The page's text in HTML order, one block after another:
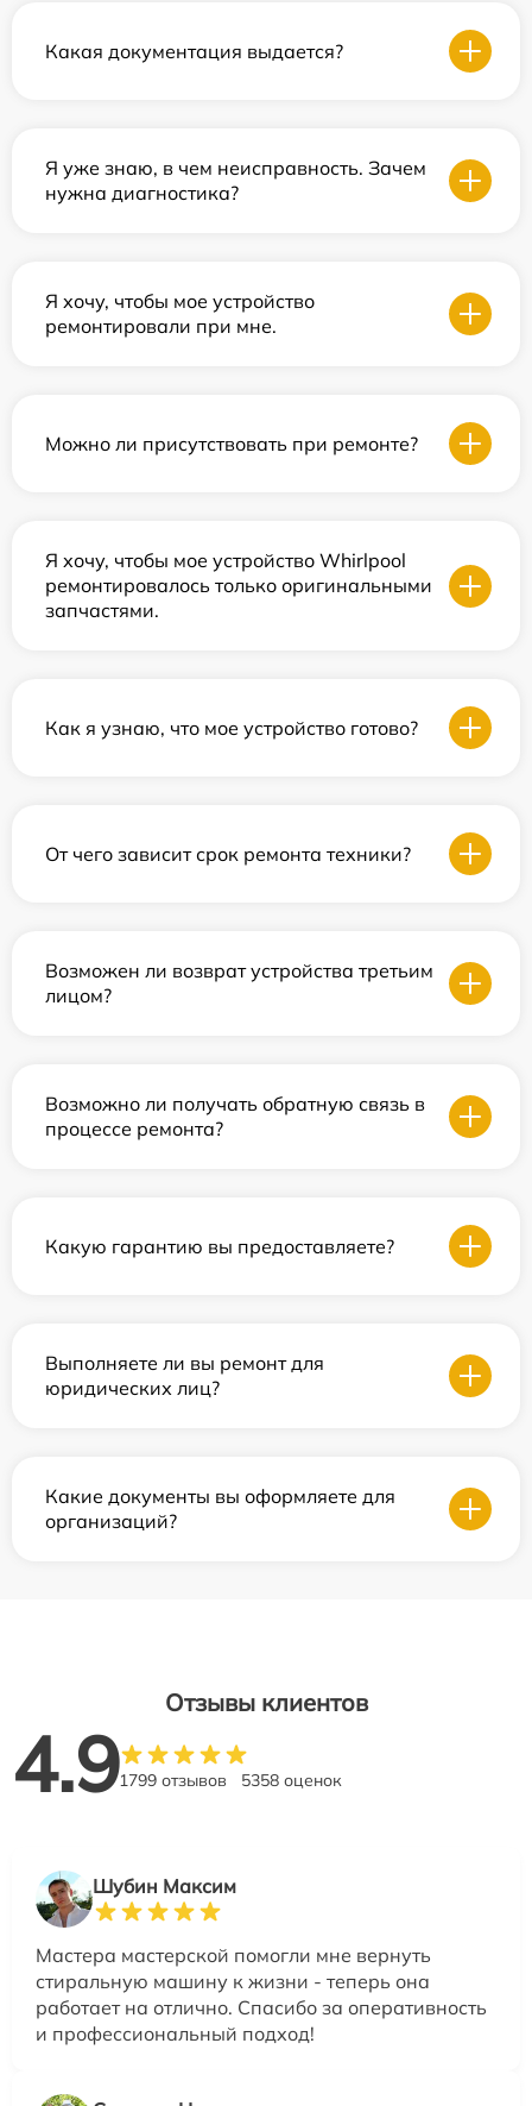
Какая документация выдается?
Я уже знаю, в чем неисправность. Зачем
нужна диагностика?
Я хочу, чтобы мое устройство
ремонтировали при мне.
Можно ли присутствовать при ремонте?
Я хочу, чтобы мое устройство Whirlpool
ремонтировалось только оригинальными
запчастями.
Как я узнаю, что мое устройство готово?
От чего зависит срок ремонта техники?
Возможен ли возврат устройства третьим
лицом?
Возможно ли получать обратную связь в
процессе ремонта?
Какую гарантию вы предоставляете?
Выполняете ли вы ремонт для
юридических лиц?
Какие документы вы оформляете для
организаций?
Отзывы клиентов
4.91799 отзывов 5358 оценок
Шубин Максим
Мастера мастерской помогли мне вернуть
стиральную машину к жизни - теперь она
работает на отлично. Спасибо за оперативность
и профессиональный подход!